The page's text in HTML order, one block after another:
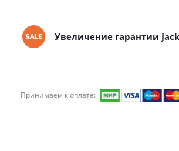
Увеличение гарантии
Принимаем к оплате: